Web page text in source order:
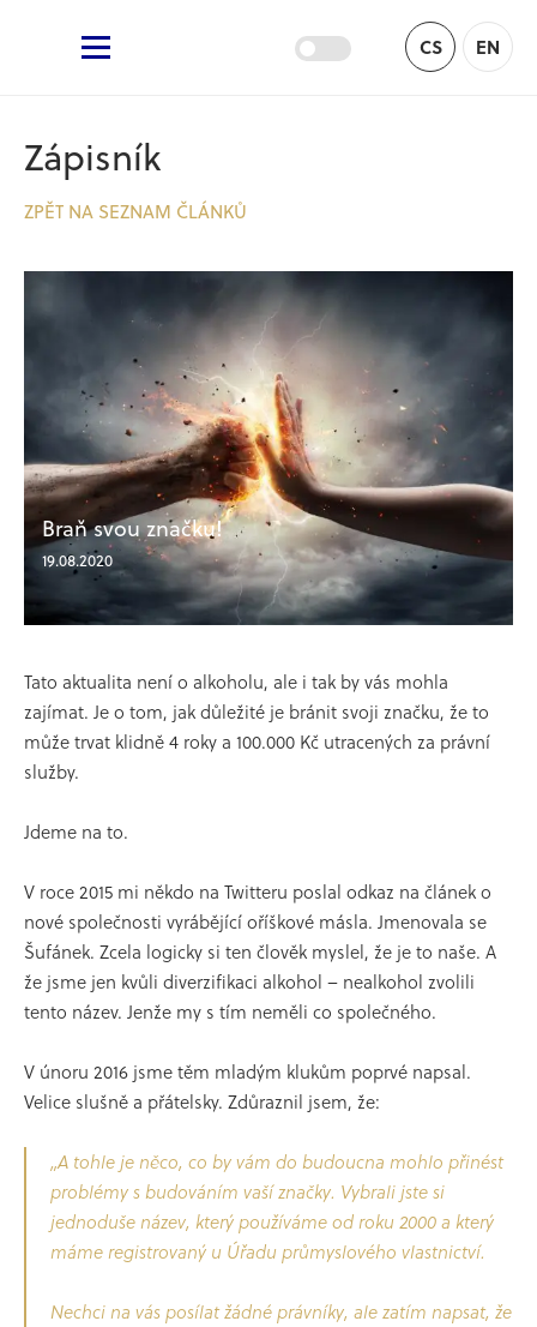
Žufánek.cz
CS EN
Zápisník
ZPĚT NA SEZNAM ČLÁNKŮ
Braň svou značku!
19.08.2020 Aktuality
Tato aktualita není o alkoholu, ale i tak by vás mohla
zajímat. Je o tom, jak důležité je bránit svoji značku, že to
může trvat klidně 4 roky a 100.000 Kč utracených za právní
služby.
Jdeme na to.
V roce 2015 mi někdo na Twitteru poslal odkaz na článek o
nové společnosti vyrábějící oříškové másla. Jmenovala se
Šufánek. Zcela logicky si ten člověk myslel, že je to naše. A
že jsme jen kvůli diverzifikaci alkohol – nealkohol zvolili
tento název. Jenže my s tím neměli co společného.
V únoru 2016 jsme těm mladým klukům poprvé napsal.
Velice slušně a přátelsky. Zdůraznil jsem, že:
„A tohle je něco, co by vám do budoucna mohlo přinést
problémy s budováním vaší značky. Vybrali jste si
jednoduše název, který používáme od roku 2000 a který
máme registrovaný u Úřadu průmyslového vlastnictví.
Nechci na vás posílat žádné právníky, ale zatím napsat, že